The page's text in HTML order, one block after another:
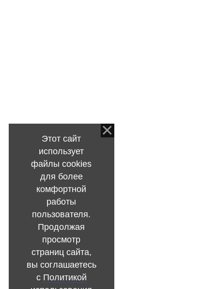
Этот сайт
использует
файлы cookies
для более
комфортной
работы
пользователя.
Продолжая
просмотр
страниц сайта,
вы соглашаетесь
с Политикой